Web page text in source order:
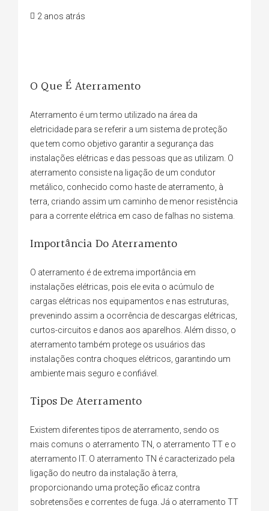
2 anos atrás
O Que É Aterramento
Aterramento é um termo utilizado na área da
eletricidade para se referir a um sistema de proteção
que tem como objetivo garantir a segurança das
instalações elétricas e das pessoas que as utilizam. O
aterramento consiste na ligação de um condutor
metálico, conhecido como haste de aterramento, à
terra, criando assim um caminho de menor resistência
para a corrente elétrica em caso de falhas no sistema.
Importância Do Aterramento
O aterramento é de extrema importância em
instalações elétricas, pois ele evita o acúmulo de
cargas elétricas nos equipamentos e nas estruturas,
prevenindo assim a ocorrência de descargas elétricas,
curtos-circuitos e danos aos aparelhos. Além disso, o
aterramento também protege os usuários das
instalações contra choques elétricos, garantindo um
ambiente mais seguro e confiável.
Tipos De Aterramento
Existem diferentes tipos de aterramento, sendo os
mais comuns o aterramento TN, o aterramento TT e o
aterramento IT. O aterramento TN é caracterizado pela
ligação do neutro da instalação à terra,
proporcionando uma proteção eficaz contra
sobretensões e correntes de fuga. Já o aterramento TT